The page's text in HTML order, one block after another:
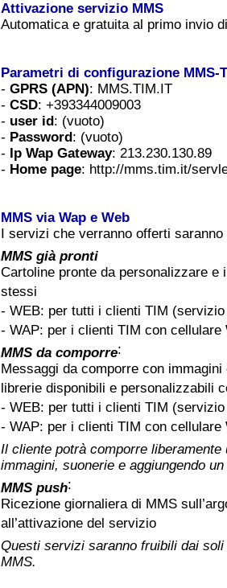
Attivazione servizio MMS
Automatica e gratuita al primo invio
Parametri di configurazione MMS-
- GPRS (APN): MMS.TIM.IT
- CSD: +393344009003
- user id: (vuoto)
- Password: (vuoto)
- Ip Wap Gateway: 213.230.130.89
- Home page: http://mms.tim.it/
MMS via Wap e Web
I servizi che verranno offerti
MMS già pronti
Cartoline pronte da personalizzare e
stessi
- WEB: per tutti i clienti TIM
- WAP: per i clienti TIM con cellulare
MMS da comporre:
Messaggi da comporre con
librerie disponibili e personalizzabili
- WEB: per tutti i clienti TIM
- WAP: per i clienti TIM con cellulare
Il cliente potrà comporre liberamente
immagini, suonerie e aggiungendo
MMS push:
Ricezione giornaliera di MMS
all’attivazione del servizio
Questi servizi saranno fruibili dai
MMS.